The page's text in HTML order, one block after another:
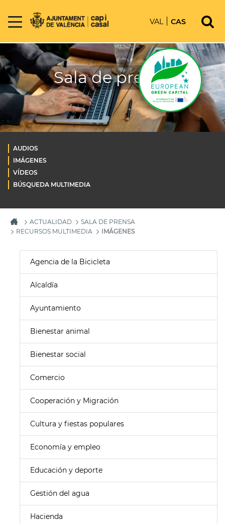
VAL CAS
Sala de prensa
AUDIOS
IMÁGENES
VÍDEOS
BÚSQUEDA MULTIMEDIA
ACTUALIDAD
SALA DE PRENSA
RECURSOS MULTIMEDIA
IMÁGENES
Agencia de la Bicicleta
Alcaldía
Ayuntamiento
Bienestar animal
Bienestar social
Comercio
Cooperación y Migración
Cultura y fiestas populares
Economía y empleo
Educación y deporte
Gestión del agua
Hacienda